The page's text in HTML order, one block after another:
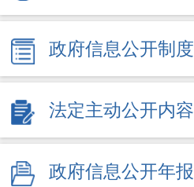
政府信息公开制度
法定主动公开内容
政府信息公开年报